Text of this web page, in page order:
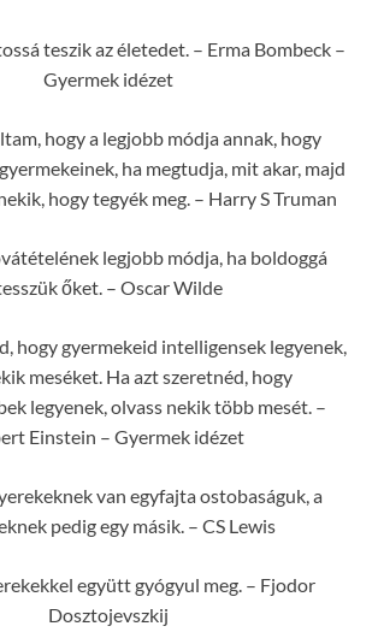
teszik az életedet. – Erma Bombeck –
Gyermek idézet
hogy a legjobb módja annak, hogy
ha megtudja, mit akar, majd
hogy tegyék meg. – Harry S Truman
legjobb módja, ha boldoggá
őket. – Oscar Wilde
hogy gyermekeid intelligensek legyenek,
meséket. Ha azt szeretnéd, hogy
legyenek, olvass nekik több mesét. –
Einstein – Gyermek idézet
van egyfajta ostobaságuk, a
pedig egy másik. – CS Lewis
együtt gyógyul meg. – Fjodor
Dosztojevszkij